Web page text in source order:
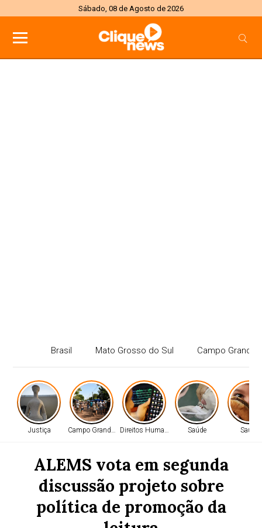
Sábado, 08 de Agosto de 2026
Brasil Mato Grosso do Sul Campo Grande
Justiça Campo Grande - MSDireitos Humanos Saúde Saúde
ALEMS vota em segunda
discussão projeto sobre
política de promoção da